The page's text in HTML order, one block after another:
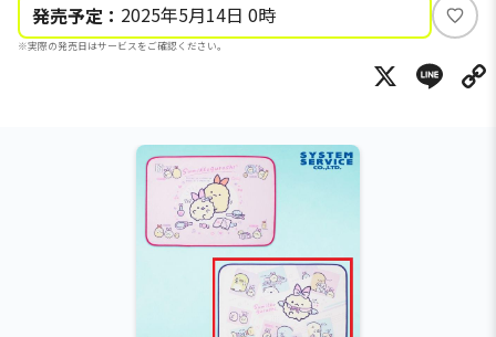
発売予定： 2025年5月14日 0時
※実際の発売日はサービスをご確認ください。
い
ね
X